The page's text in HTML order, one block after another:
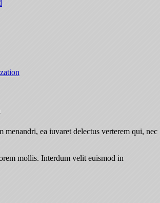
menandri, ea iuvaret delectus verterem qui, nec
mollis. Interdum velit euismod in